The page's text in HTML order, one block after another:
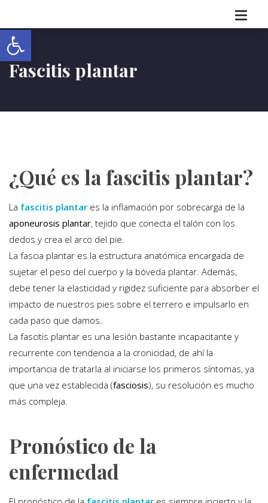
Abrir barra de herramientas
Fascitis plantar
¿Qué es la fascitis plantar?
La fascitis plantar es la inflamación por sobrecarga de la
aponeurosis plantar, tejido que conecta el talón con los
dedos y crea el arco del pie.
La fascia plantar es la estructura anatómica encargada de
sujetar el peso del cuerpo y la bóveda plantar. Además,
debe tener la elasticidad y rigidez suficiente para absorber el
impacto de nuestros pies sobre el terrero e impulsarlo en
cada paso que damos.
La fascitis plantar es una lesión bastante incapacitante y
recurrente con tendencia a la cronicidad, de ahí la
importancia de tratarla al iniciarse los primeros síntomas, ya
que una vez establecida (fasciosis), su resolución es mucho
más compleja.
Pronóstico de la
enfermedad